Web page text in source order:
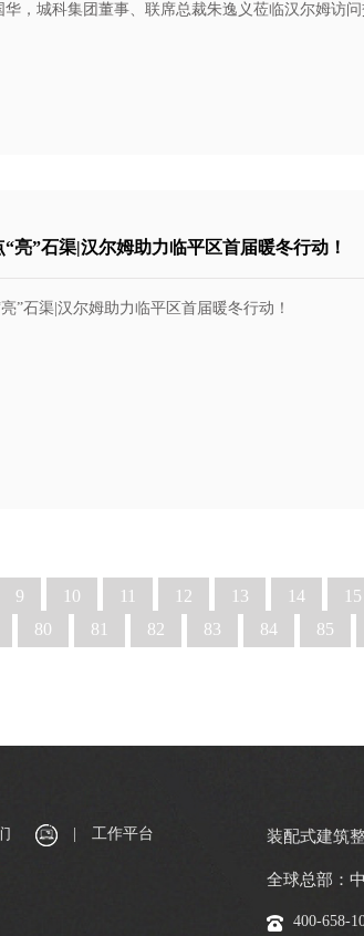
华，城科集团董事、联席总裁朱逸义莅临汉尔姆访
院装饰所副所长陈和荣，城科集团营销总监鲍旭东
亮”石渠|汉尔姆助力临平区首届暖冬行动！
”石渠|汉尔姆助力临平区首届暖冬行动！
9 10 11 12 13 14 15
80 81 82 83 84 85
工作平台 装配式建筑
全球总部：
400-658-